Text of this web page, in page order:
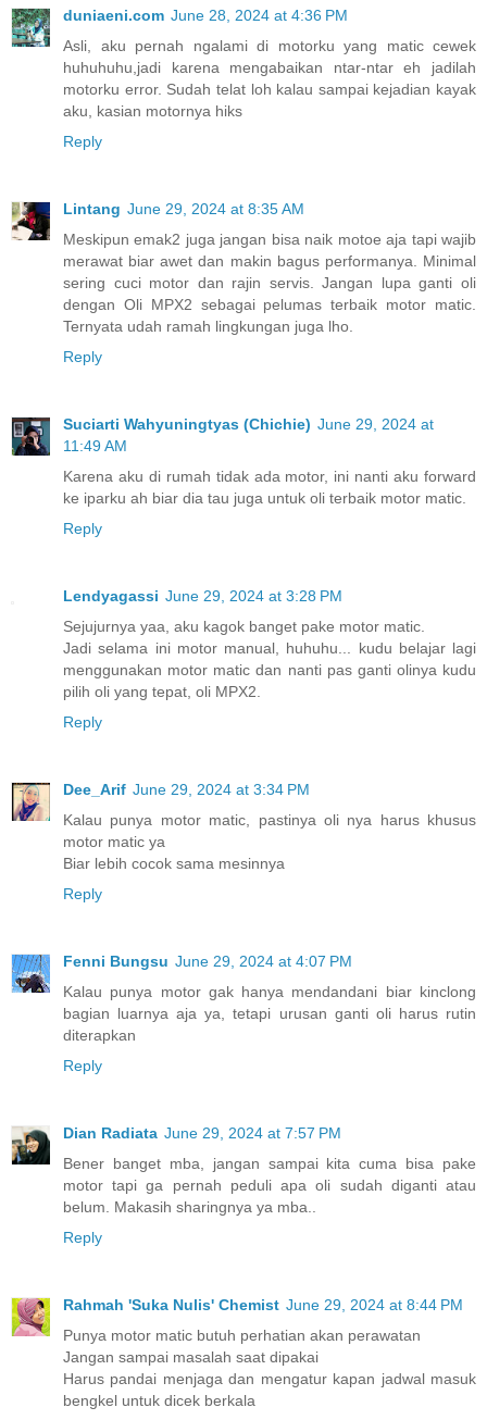
duniaeni.com June 28, 2024 at 4:36 PM
Asli, aku pernah ngalami di motorku yang matic cewek
huhuhuhu,jadi karena mengabaikan ntar-ntar eh jadilah
motorku error. Sudah telat loh kalau sampai kejadian kayak
aku, kasian motornya hiks
Reply
Lintang June 29, 2024 at 8:35 AM
Meskipun emak2 juga jangan bisa naik motoe aja tapi wajib
merawat biar awet dan makin bagus performanya. Minimal
sering cuci motor dan rajin servis. Jangan lupa ganti oli
dengan Oli MPX2 sebagai pelumas terbaik motor matic.
Ternyata udah ramah lingkungan juga lho.
Reply
Suciarti Wahyuningtyas (Chichie) June 29, 2024 at
11:49 AM
Karena aku di rumah tidak ada motor, ini nanti aku forward
ke iparku ah biar dia tau juga untuk oli terbaik motor matic.
Reply
Lendyagassi June 29, 2024 at 3:28 PM
Sejujurnya yaa, aku kagok banget pake motor matic.
Jadi selama ini motor manual, huhuhu... kudu belajar lagi
menggunakan motor matic dan nanti pas ganti olinya kudu
pilih oli yang tepat, oli MPX2.
Reply
Dee_Arif June 29, 2024 at 3:34 PM
Kalau punya motor matic, pastinya oli nya harus khusus
motor matic ya
Biar lebih cocok sama mesinnya
Reply
Fenni Bungsu June 29, 2024 at 4:07 PM
Kalau punya motor gak hanya mendandani biar kinclong
bagian luarnya aja ya, tetapi urusan ganti oli harus rutin
diterapkan
Reply
Dian Radiata June 29, 2024 at 7:57 PM
Bener banget mba, jangan sampai kita cuma bisa pake
motor tapi ga pernah peduli apa oli sudah diganti atau
belum. Makasih sharingnya ya mba..
Reply
Rahmah 'Suka Nulis' Chemist June 29, 2024 at 8:44 PM
Punya motor matic butuh perhatian akan perawatan
Jangan sampai masalah saat dipakai
Harus pandai menjaga dan mengatur kapan jadwal masuk
bengkel untuk dicek berkala